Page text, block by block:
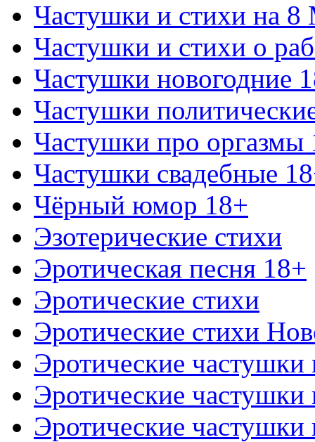
Частушки и стихи на 8
Частушки и стихи о
Частушки новогодние
Частушки
Частушки про оргазмы
Частушки свадебные
Чёрный юмор 18+
Эзотерические стихи
Эротическая песня 18+
Эротические стихи
Эротические стихи
Эротические
Эротические
Эротические